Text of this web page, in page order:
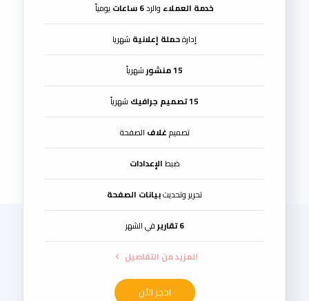
خدمة العملاء والرد6 ساعات يومياً
إدارةحملة إعلانية شهريا
15 منشور شهرياً
15 تصميم جرافيك شهرياً
تصميمغلاف الصفحة
ضبطالإعدادات
تحرير وتحديثبيانات الصفحة
6 تقارير في الشهر
المزيد من التفاصيل
احجز الأن